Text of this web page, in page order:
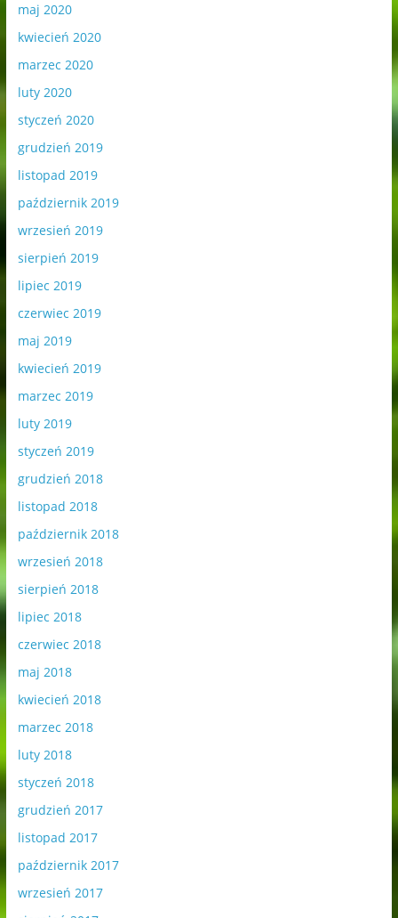
maj 2020
kwiecień 2020
marzec 2020
luty 2020
styczeń 2020
grudzień 2019
listopad 2019
październik 2019
wrzesień 2019
sierpień 2019
lipiec 2019
czerwiec 2019
maj 2019
kwiecień 2019
marzec 2019
luty 2019
styczeń 2019
grudzień 2018
listopad 2018
październik 2018
wrzesień 2018
sierpień 2018
lipiec 2018
czerwiec 2018
maj 2018
kwiecień 2018
marzec 2018
luty 2018
styczeń 2018
grudzień 2017
listopad 2017
październik 2017
wrzesień 2017